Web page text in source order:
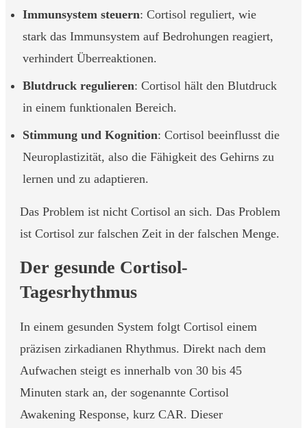
Immunsystem steuern: Cortisol reguliert, wie
stark das Immunsystem auf Bedrohungen reagiert,
verhindert Überreaktionen.
Blutdruck regulieren: Cortisol hält den Blutdruck
in einem funktionalen Bereich.
Stimmung und Kognition: Cortisol beeinflusst die
Neuroplastizität, also die Fähigkeit des Gehirns zu
lernen und zu adaptieren.
Das Problem ist nicht Cortisol an sich. Das Problem
ist Cortisol zur falschen Zeit in der falschen Menge.
Der gesunde Cortisol-
Tagesrhythmus
In einem gesunden System folgt Cortisol einem
präzisen zirkadianen Rhythmus. Direkt nach dem
Aufwachen steigt es innerhalb von 30 bis 45
Minuten stark an, der sogenannte Cortisol
Awakening Response, kurz CAR. Dieser